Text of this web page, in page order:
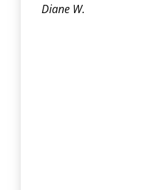
Diane W.